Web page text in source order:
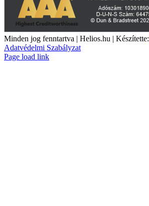
Minden jog fenntartva | Helios.hu | Készítette:
Adatvédelmi Szabályzat
YouTube
Facebook
Page load link